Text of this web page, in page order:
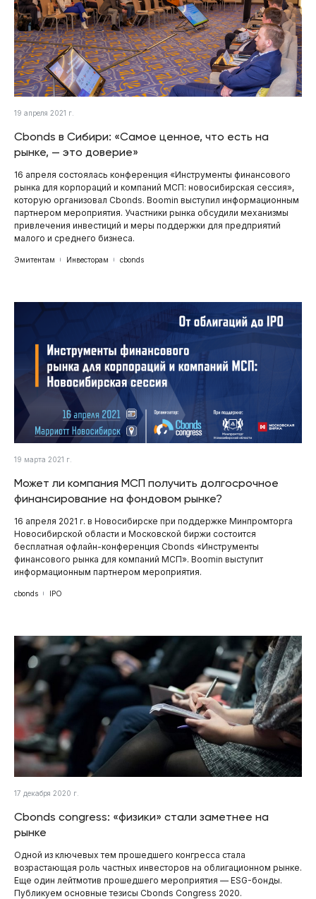
19 апреля 2021 г.
Cbonds в Сибири: «Самое ценное, что есть на
рынке, — это доверие»
16 апреля состоялась конференция «Инструменты финансового
рынка для корпораций и компаний МСП: новосибирская сессия»,
которую организовал Cbonds. Boomin выступил информационным
партнером мероприятия. Участники рынка обсудили механизмы
привлечения инвестиций и меры поддержки для предприятий
малого и среднего бизнеса.
Эмитентам Инвесторам cbonds
19 марта 2021 г.
Может ли компания МСП получить долгосрочное
финансирование на фондовом рынке?
16 апреля 2021 г. в Новосибирске при поддержке Минпромторга
Новосибирской области и Московской биржи состоится
бесплатная офлайн-конференция Cbonds «Инструменты
финансового рынка для компаний МСП». Boomin выступит
информационным партнером мероприятия.
cbonds IPO
17 декабря 2020 г.
Cbonds congress: «физики» стали заметнее на
рынке
Одной из ключевых тем прошедшего конгресса стала
возрастающая роль частных инвесторов на облигационном рынке.
Еще один лейтмотив прошедшего мероприятия — ESG-бонды.
Публикуем основные тезисы Cbonds Congress 2020.